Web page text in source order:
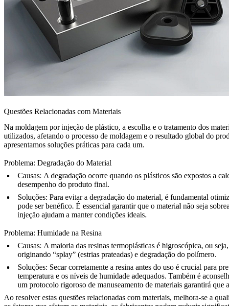
Questões Relacionadas com Materiais
Na moldagem por injeção de plástico, a escolha e o tratamento dos
utilizados, afetando o processo de moldagem e o resultado global do
apresentamos soluções práticas para cada um.
Problema: Degradação do Material
Causas: A degradação ocorre quando os plásticos são expostos a
desempenho do produto final.
Soluções: Para evitar a degradação do material, é fundamental
pode ser benéfico. É essencial garantir que o material não seja
injeção ajudam a manter condições ideais.
Problema: Humidade na Resina
Causas: A maioria das resinas termoplásticas é higroscópica, ou
originando “splay” (estrias prateadas) e degradação do polímero.
Soluções: Secar corretamente a resina antes do uso é crucial para
temperatura e os níveis de humidade adequados. Também é
um protocolo rigoroso de manuseamento de materiais garantirá que
Ao resolver estas questões relacionadas com materiais, melhora-se a